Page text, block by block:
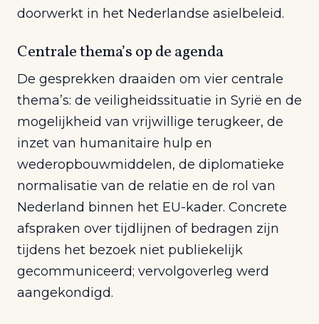
doorwerkt in het Nederlandse asielbeleid.
Centrale thema’s op de agenda
De gesprekken draaiden om vier centrale
thema’s: de veiligheidssituatie in Syrië en de
mogelijkheid van vrijwillige terugkeer, de
inzet van humanitaire hulp en
wederopbouwmiddelen, de diplomatieke
normalisatie van de relatie en de rol van
Nederland binnen het EU-kader. Concrete
afspraken over tijdlijnen of bedragen zijn
tijdens het bezoek niet publiekelijk
gecommuniceerd; vervolgoverleg werd
aangekondigd.